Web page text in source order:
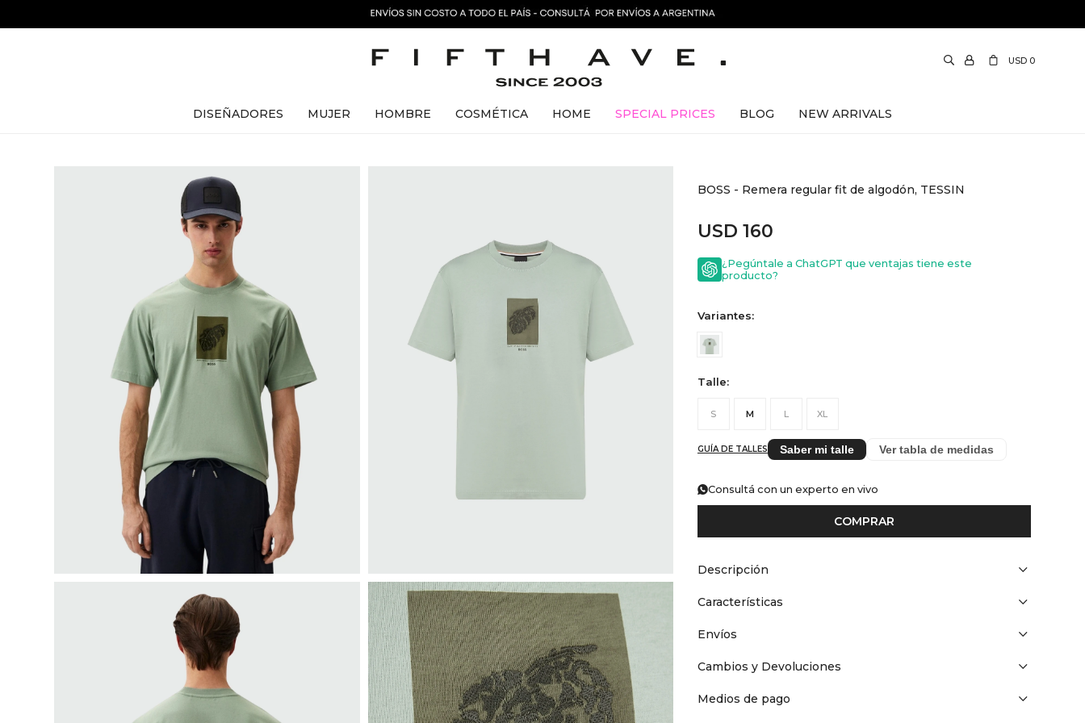
DISEÑADORES MUJER HOMBRE COSMÉTICA HOME SPECIAL PRICES BLOG NEW ARRIVALS
USD 0
BOSS - Remera regular fit de algodón, TESSIN
USD 160
¿Pegúntale a ChatGPT que ventajas tiene este
producto?
Variantes:
Talle:
S M L XL
GUÍA DE TALLES Saber mi talle Ver tabla de medidas
Consultá con un experto en vivo
COMPRAR
Descripción
Características
Envíos
Cambios y Devoluciones
Medios de pago